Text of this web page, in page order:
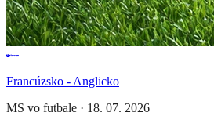
Francúzsko - Anglicko
MS vo futbale · 18. 07. 2026